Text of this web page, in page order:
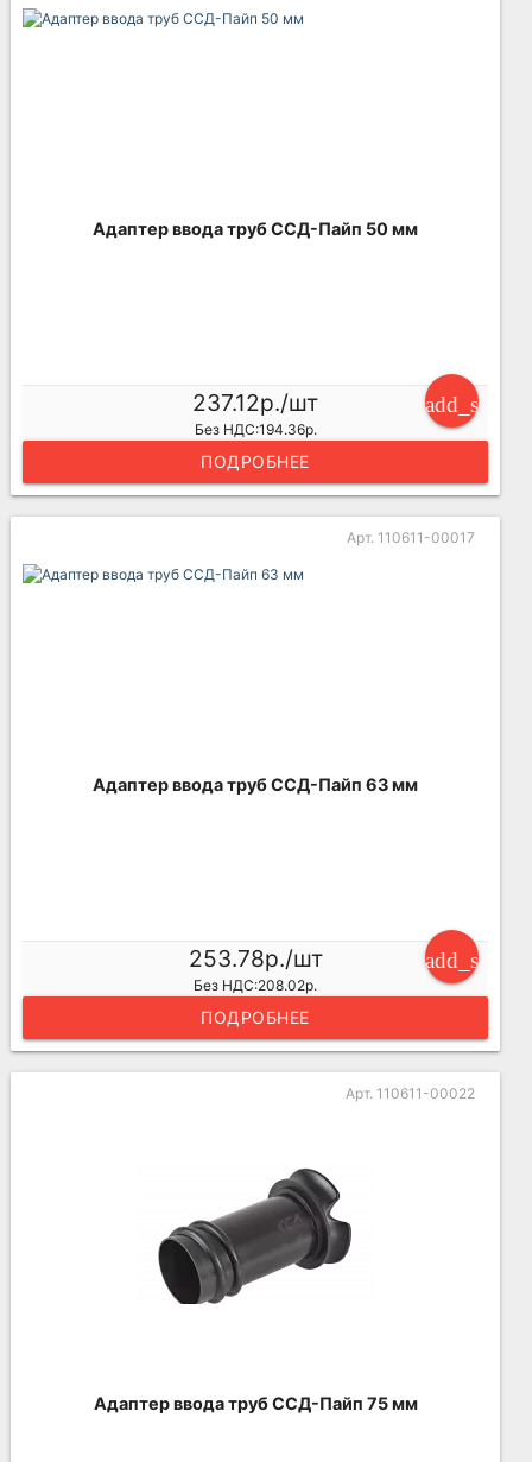
Адаптер ввода труб ССД-Пайп 50 мм
237.12р./шт
Без НДС:194.36р.
ПОДРОБНЕЕ
Арт. 110611-00017
Адаптер ввода труб ССД-Пайп 63 мм
253.78р./шт
Без НДС:208.02р.
ПОДРОБНЕЕ
Арт. 110611-00022
Адаптер ввода труб ССД-Пайп 75 мм